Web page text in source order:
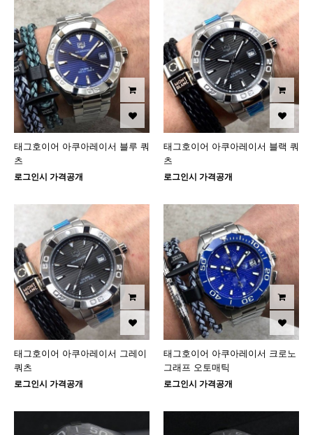
태그호이어 아쿠아레이서 블루 쿼
츠
로그인시 가격공개
태그호이어 아쿠아레이서 블랙 쿼
츠
로그인시 가격공개
태그호이어 아쿠아레이서 그레이
쿼츠
로그인시 가격공개
태그호이어 아쿠아레이서 크로노
그래프 오토매틱
로그인시 가격공개